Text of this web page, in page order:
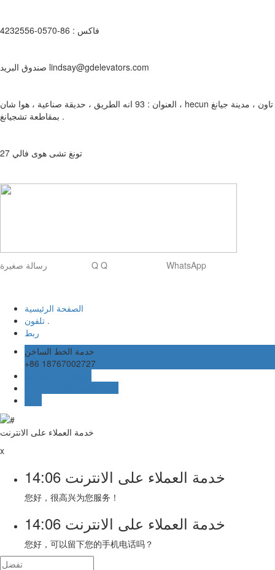
فاكس : 86-0570-4232556
صندوق البريد lindsay@gdelevators.com
العنوان : 93 انه الطريق ، حديقة صناعية ، هوا شان ، hecun تاون ، مدينة جيانغ
بمقاطعة تشجيانغ .
تونغ تشى هوى فالي 27
رسالة صغيرة Q Q WhatsApp
الصفحة الرئيسية
تلفون .
ربط
خدمة الخط الساخن
+86 18767002727
خدمة العملاء على الانترنت
x
خدمة العملاء على الانترنت 14:06
您好，很高兴为您服务！
خدمة العملاء على الانترنت 14:06
您好，可以留下您的手机电话吗？